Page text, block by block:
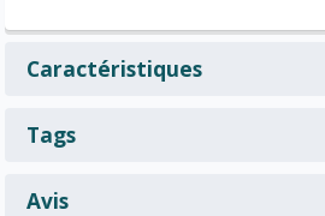
Caractéristiques
Tags
Avis